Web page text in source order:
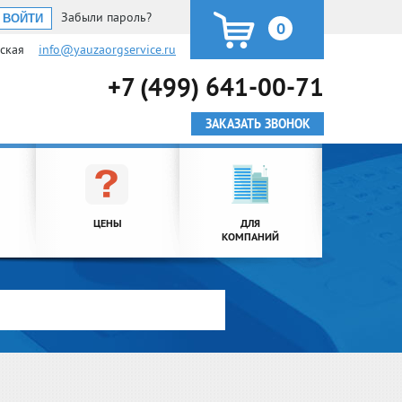
0
Забыли пароль?
info@yauzaorgservice.ru
+7 (499) 641-00-71
ЗАКАЗАТЬ ЗВОНОК
ЦЕНЫ
ДЛЯ
КОМПАНИЙ